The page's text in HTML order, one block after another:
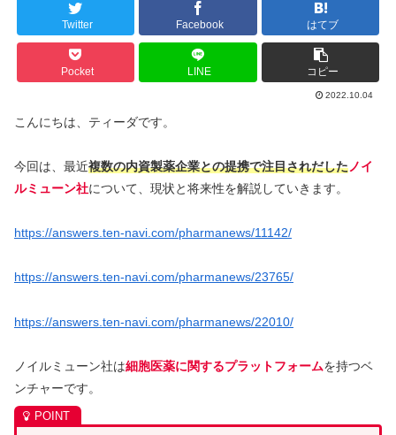
Twitter Facebook はてブ
Pocket LINE コピー
2022.10.04
こんにちは、ティーダです。
今回は、最近複数の内資製薬企業との提携で注目されだしたノイ
ルミューン社について、現状と将来性を解説していきます。
https://answers.ten-navi.com/pharmanews/11142/
https://answers.ten-navi.com/pharmanews/23765/
https://answers.ten-navi.com/pharmanews/22010/
ノイルミューン社は細胞医薬に関するプラットフォームを持つベ
ンチャーです。